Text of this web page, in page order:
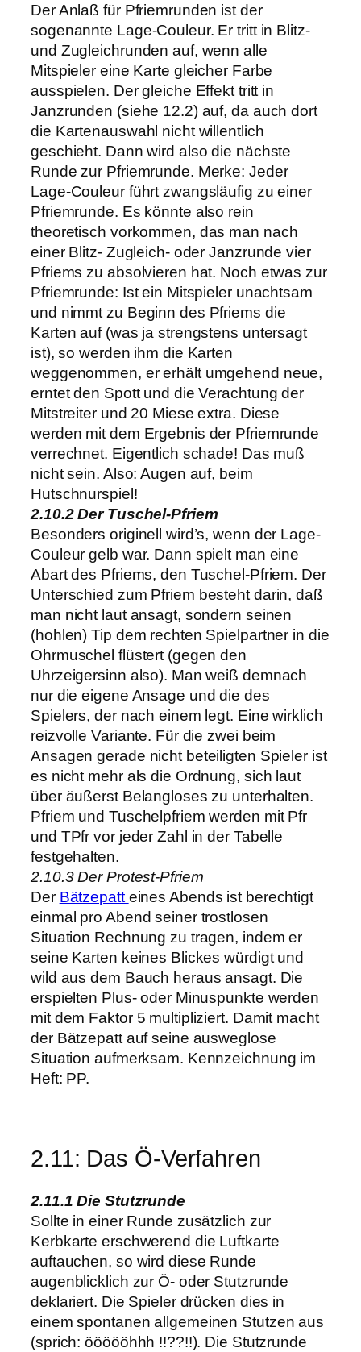
Der Anlaß für Pfriemrunden ist der
sogenannte Lage-Couleur. Er tritt in Blitz-
und Zugleichrunden auf, wenn alle
Mitspieler eine Karte gleicher Farbe
ausspielen. Der gleiche Effekt tritt in
Janzrunden (siehe 12.2) auf, da auch dort
die Kartenauswahl nicht willentlich
geschieht. Dann wird also die nächste
Runde zur Pfriemrunde. Merke: Jeder
Lage-Couleur führt zwangsläufig zu einer
Pfriemrunde. Es könnte also rein
theoretisch vorkommen, das man nach
einer Blitz- Zugleich- oder Janzrunde vier
Pfriems zu absolvieren hat. Noch etwas zur
Pfriemrunde: Ist ein Mitspieler unachtsam
und nimmt zu Beginn des Pfriems die
Karten auf (was ja strengstens untersagt
ist), so werden ihm die Karten
weggenommen, er erhält umgehend neue,
erntet den Spott und die Verachtung der
Mitstreiter und 20 Miese extra. Diese
werden mit dem Ergebnis der Pfriemrunde
verrechnet. Eigentlich schade! Das muß
nicht sein. Also: Augen auf, beim
Hutschnurspiel!
2.10.2 Der Tuschel-Pfriem
Besonders originell wird’s, wenn der Lage-
Couleur gelb war. Dann spielt man eine
Abart des Pfriems, den Tuschel-Pfriem. Der
Unterschied zum Pfriem besteht darin, daß
man nicht laut ansagt, sondern seinen
(hohlen) Tip dem rechten Spielpartner in die
Ohrmuschel flüstert (gegen den
Uhrzeigersinn also). Man weiß demnach
nur die eigene Ansage und die des
Spielers, der nach einem legt. Eine wirklich
reizvolle Variante. Für die zwei beim
Ansagen gerade nicht beteiligten Spieler ist
es nicht mehr als die Ordnung, sich laut
über äußerst Belangloses zu unterhalten.
Pfriem und Tuschelpfriem werden mit Pfr
und TPfr vor jeder Zahl in der Tabelle
festgehalten.
2.10.3 Der Protest-Pfriem
Der Bätzepatteines Abends ist berechtigt
einmal pro Abend seiner trostlosen
Situation Rechnung zu tragen, indem er
seine Karten keines Blickes würdigt und
wild aus dem Bauch heraus ansagt. Die
erspielten Plus- oder Minuspunkte werden
mit dem Faktor 5 multipliziert. Damit macht
der Bätzepatt auf seine ausweglose
Situation aufmerksam. Kennzeichnung im
Heft: PP.
2.11: Das Ö-Verfahren
2.11.1 Die Stutzrunde
Sollte in einer Runde zusätzlich zur
Kerbkarte erschwerend die Luftkarte
auftauchen, so wird diese Runde
augenblicklich zur Ö- oder Stutzrunde
deklariert. Die Spieler drücken dies in
einem spontanen allgemeinen Stutzen aus
(sprich: öööööhhh !!??!!). Die Stutzrunde